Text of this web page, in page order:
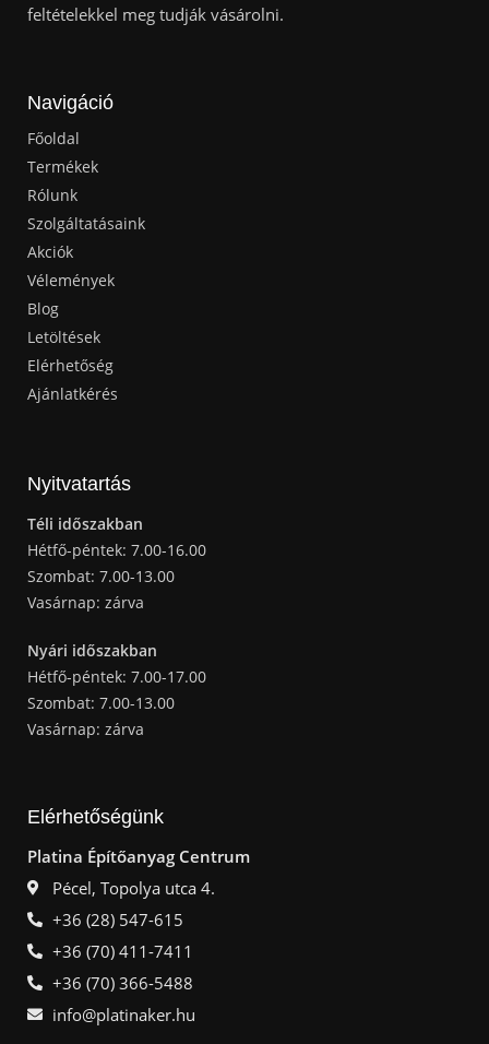
feltételekkel meg tudják vásárolni.
Navigáció
Főoldal
Termékek
Rólunk
Szolgáltatásaink
Akciók
Vélemények
Blog
Letöltések
Elérhetőség
Ajánlatkérés
Nyitvatartás
Téli időszakban
Hétfő-péntek: 7.00-16.00
Szombat: 7.00-13.00
Vasárnap: zárva
Nyári időszakban
Hétfő-péntek: 7.00-17.00
Szombat: 7.00-13.00
Vasárnap: zárva
Elérhetőségünk
Platina Építőanyag Centrum
Pécel, Topolya utca 4.
+36 (28) 547-615
+36 (70) 411-7411
+36 (70) 366-5488
info@platinaker.hu